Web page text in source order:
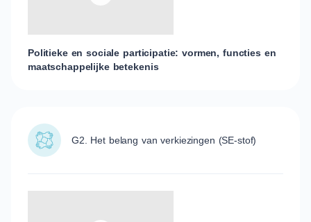
Politieke en sociale participatie: vormen, functies en
maatschappelijke betekenis
G2. Het belang van verkiezingen (SE-stof)